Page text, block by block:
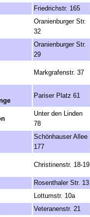
Friedrichstr. 165
Oranienburger Str.
32
Oranienburger Str.
29
Markgrafenstr. 37
Pariser Platz 61
Unter den Linden
78
Schönhauser Allee
177
Christinenstr. 18-19
Rosenthaler Str. 13
Lottumstr. 10a
Veteranenstr. 21